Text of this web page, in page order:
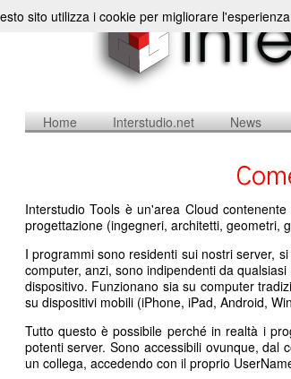
Home Interstudio.net News
Interstudio Tools è un'area Cloud
progettazione (ingegneri, architetti, geometri,
I programmi sono residenti sui nostri server,
computer, anzi, sono indipendenti da
dispositivo. Funzionano sia su computer
su dispositivi mobili (iPhone, iPad, Android,
Tutto questo è possibile perché in realtà i
potenti server. Sono accessibili ovunque,
un collega, accedendo con il proprio
sito utilizza i cookie per migliorare